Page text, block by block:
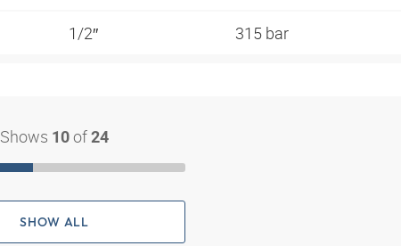
1/2″ 315 bar
Shows 10 of 24
SHOW ALL